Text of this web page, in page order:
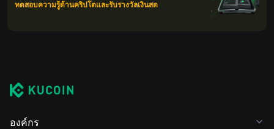
ทดสอบความรู้ด้านคริปโตและรับรางวัลเงินสด
องค์กร